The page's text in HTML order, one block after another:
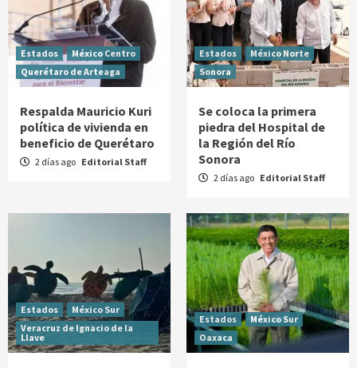
Estados
México Centro
Querétaro de Arteaga
Respalda Mauricio Kuri
política de vivienda en
beneficio de Querétaro
2 días ago Editorial Staff
Estados
México Norte
Sonora
Se coloca la primera
piedra del Hospital de
la Región del Río
Sonora
2 días ago Editorial Staff
Estados
México Sur
Veracruz de Ignacio de la
Llave
Estados
México Sur
Oaxaca